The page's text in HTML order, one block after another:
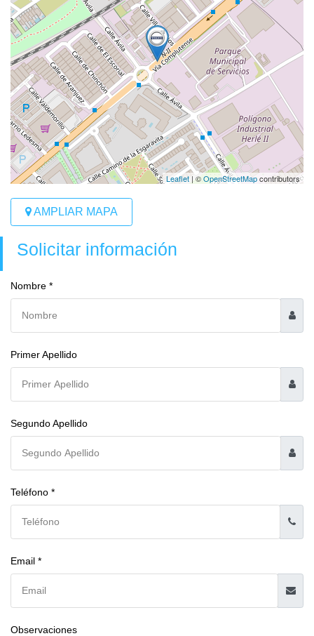
Leaflet | ©OpenStreetMapcontributors
AMPLIAR MAPA
Solicitar información
Nombre *
Primer Apellido
Segundo Apellido
Teléfono *
Email *
Observaciones